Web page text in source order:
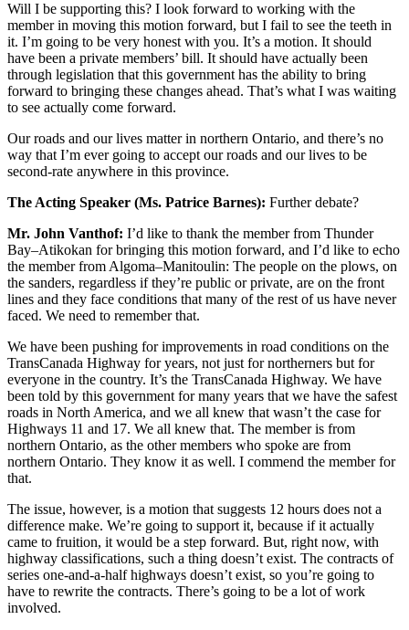
Will I be supporting this? I look forward to working with the
member in moving this motion forward, but I fail to see the teeth in
it. I’m going to be very honest with you. It’s a motion. It should
have been a private members’ bill. It should have actually been
through legislation that this government has the ability to bring
forward to bringing these changes ahead. That’s what I was waiting
to see actually come forward.
Our roads and our lives matter in northern Ontario, and there’s no
way that I’m ever going to accept our roads and our lives to be
second-rate anywhere in this province.
The Acting Speaker (Ms. Patrice Barnes): Further debate?
Mr. John Vanthof: I’d like to thank the member from Thunder
Bay–Atikokan for bringing this motion forward, and I’d like to echo
the member from Algoma–Manitoulin: The people on the plows, on
the sanders, regardless if they’re public or private, are on the front
lines and they face conditions that many of the rest of us have never
faced. We need to remember that.
We have been pushing for improvements in road conditions on the
TransCanada Highway for years, not just for northerners but for
everyone in the country. It’s the TransCanada Highway. We have
been told by this government for many years that we have the safest
roads in North America, and we all knew that wasn’t the case for
Highways 11 and 17. We all knew that. The member is from
northern Ontario, as the other members who spoke are from
northern Ontario. They know it as well. I commend the member for
that.
The issue, however, is a motion that suggests 12 hours does not a
difference make. We’re going to support it, because if it actually
came to fruition, it would be a step forward. But, right now, with
highway classifications, such a thing doesn’t exist. The contracts of
series one-and-a-half highways doesn’t exist, so you’re going to
have to rewrite the contracts. There’s going to be a lot of work
involved.